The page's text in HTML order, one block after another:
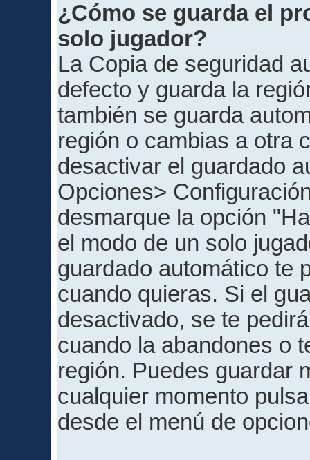
¿Cómo se guarda el
solo jugador?
La Copia de seguridad
defecto y guarda la
también se guarda
región o cambias a otra
desactivar el guardado
Opciones>
desmarque la opción
el modo de un solo
guardado automático te
cuando quieras. Si el
desactivado, se te
cuando la abandones o
región. Puedes guardar
cualquier momento
desde el menú de